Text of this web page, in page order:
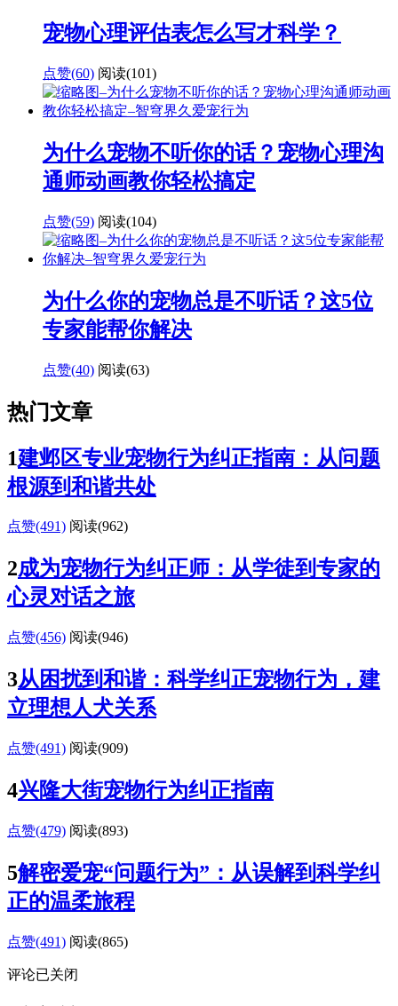
宠物心理评估表怎么写才科学？
点赞(60) 阅读(101)
为什么宠物不听你的话？宠物心理沟
通师动画教你轻松搞定
点赞(59) 阅读(104)
为什么你的宠物总是不听话？这5位
专家能帮你解决
点赞(40) 阅读(63)
热门文章
1建邺区专业宠物行为纠正指南：从问题
根源到和谐共处
点赞(491) 阅读(962)
2成为宠物行为纠正师：从学徒到专家的
心灵对话之旅
点赞(456) 阅读(946)
3从困扰到和谐：科学纠正宠物行为，建
立理想人犬关系
点赞(491) 阅读(909)
4兴隆大街宠物行为纠正指南
点赞(479) 阅读(893)
5解密爱宠“问题行为”：从误解到科学纠
正的温柔旅程
点赞(491) 阅读(865)
评论已关闭